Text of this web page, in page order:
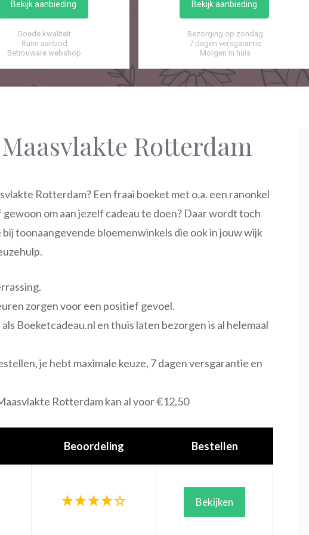
Bekijk aanbieding
Goede kwaliteit
Ruim aanbod
Betrouware webshop
Bekijk aanbieding
Bezorging op zondag
7 dagen versgarantie
Morgen in huis
Rotterdam
Rotterdam? Een fraai boeket met o.a. een ranonkel
om aan jezelf cadeau te doen? Daar wordt toch
toonaangevende bloemenwinkels die ook in jouw wijk
zorgen voor een positief gevoel.
Boeketcadeau.nl en thuis laten bezorgen is al helemaal
je hebt maximale keuze, 7 dagen versgarantie en
Rotterdam kan al voor €12,50
Beoordeling Bestellen
Bekijken